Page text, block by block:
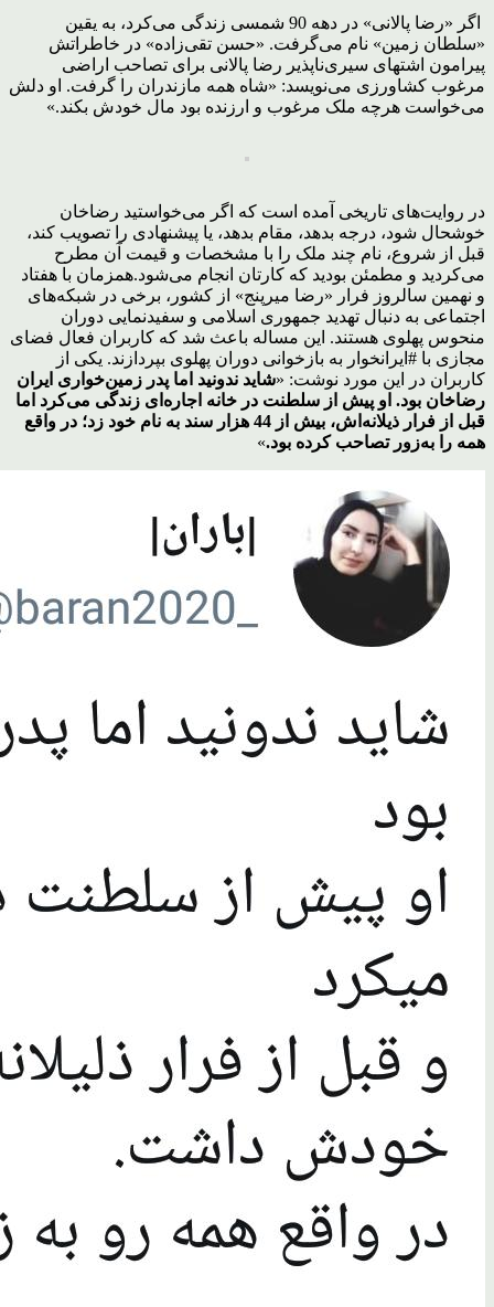
اگر «رضا پالانی» در دهه 90 شمسی زندگی می‌کرد، به یقین
«سلطان زمین» نام می‌گرفت. «حسن تقی‌زاده» در خاطراتش
پیرامون اشتهای سیری‌ناپذیر رضا پالانی برای تصاحب اراضی
مرغوب کشاورزی می‌نویسد: «شاه همه‌ مازندران را گرفت. او دلش
می‌خواست هرچه ملک مرغوب و ارزنده بود مال خودش بکند.»
در روایت‌های تاریخی آمده است که اگر می‌خواستید رضاخان
خوشحال شود، درجه بدهد، مقام بدهد، یا پیشنهادی را تصویب کند،
قبل از شروع، نام چند ملک را با مشخصات و قیمت آن مطرح
می‌کردید و مطمئن بودید که کارتان انجام می‌شود.همزمان با هفتاد
و نهمین سالروز فرار «رضا میرپنج» از کشور، برخی در شبکه‌های
اجتماعی به دنبال تهدید جمهوری اسلامی و سفیدنمایی دوران
منحوس پهلوی هستند. این مساله باعث شد که کاربران فعال فضای
مجازی با #ایرانخوار به بازخوانی دوران پهلوی بپردازند. یکی از
کاربران در این مورد نوشت: «شاید ندونید اما پدر زمین‌خواری ایران
رضاخان بود. او پیش از سلطنت در خانه اجاره‌ای زندگی می‌کرد اما
قبل از فرار ذیلانه‌اش، بیش از 44 هزار سند به نام خود زد؛ در واقع
همه را به‌زور تصاحب کرده بود.»